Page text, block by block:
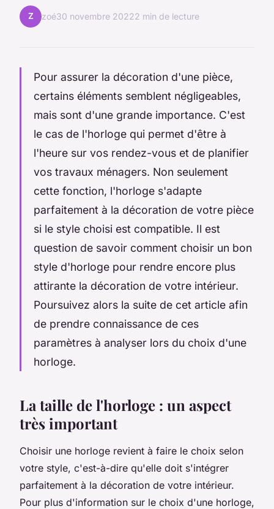
Z zoé30 novembre 20222 min de lecture
Pour assurer la décoration d'une pièce,
certains éléments semblent négligeables,
mais sont d'une grande importance. C'est
le cas de l'horloge qui permet d'être à
l'heure sur vos rendez-vous et de planifier
vos travaux ménagers. Non seulement
cette fonction, l'horloge s'adapte
parfaitement à la décoration de votre pièce
si le style choisi est compatible. Il est
question de savoir comment choisir un bon
style d'horloge pour rendre encore plus
attirante la décoration de votre intérieur.
Poursuivez alors la suite de cet article afin
de prendre connaissance de ces
paramètres à analyser lors du choix d'une
horloge.
La taille de l'horloge : un aspect
très important
Choisir une horloge revient à faire le choix selon
votre style, c'est-à-dire qu'elle doit s'intégrer
parfaitement à la décoration de votre intérieur.
Pour plus d'information sur le choix d'une horloge,